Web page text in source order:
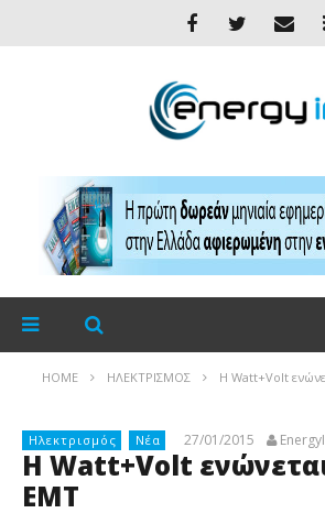
HOME ΗΛΕΚΤΡΙΣΜΌΣ Η Watt+Volt
Ηλεκτρισμός Νέα 27/01/2015
Η Watt+Volt
EMT